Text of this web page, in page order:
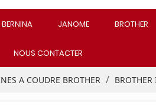
BERNINA JANOME BROTHER
NOUS CONTACTER
A COUDRE BROTHER